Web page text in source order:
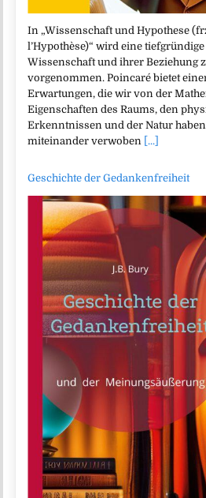
In „Wissenschaft und Hypothese
l’Hypothèse)“ wird eine
Wissenschaft und ihrer Beziehung
vorgenommen. Poincaré bietet
Erwartungen, die wir von der
Eigenschaften des Raums, den
Erkenntnissen und der Natur
miteinander verwoben [...]
Geschichte der Gedankenfreiheit